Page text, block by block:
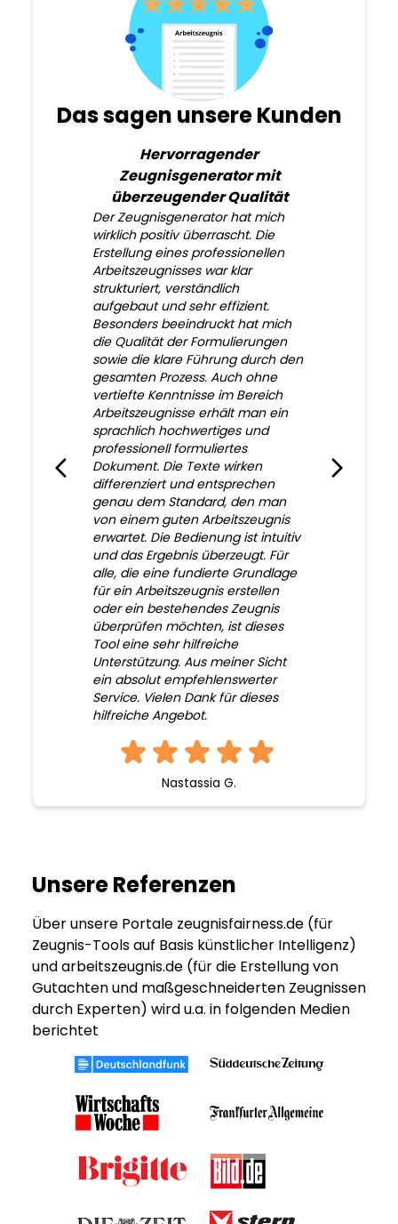
Das sagen unsere Kunden
Hervorragender
Zeugnisgenerator mit
überzeugender Qualität
Der Zeugnisgenerator hat mich
wirklich positiv überrascht. Die
Erstellung eines professionellen
Arbeitszeugnisses war klar
strukturiert, verständlich
aufgebaut und sehr effizient.
Besonders beeindruckt hat mich
die Qualität der Formulierungen
sowie die klare Führung durch den
gesamten Prozess. Auch ohne
vertiefte Kenntnisse im Bereich
Arbeitszeugnisse erhält man ein
sprachlich hochwertiges und
professionell formuliertes
Dokument. Die Texte wirken
differenziert und entsprechen
genau dem Standard, den man
von einem guten Arbeitszeugnis
erwartet. Die Bedienung ist intuitiv
und das Ergebnis überzeugt. Für
alle, die eine fundierte Grundlage
für ein Arbeitszeugnis erstellen
oder ein bestehendes Zeugnis
überprüfen möchten, ist dieses
Tool eine sehr hilfreiche
Unterstützung. Aus meiner Sicht
ein absolut empfehlenswerter
Service. Vielen Dank für dieses
hilfreiche Angebot.
Nastassia G.
Unsere Referenzen
Über unsere Portale zeugnisfairness.de (für
Zeugnis-Tools auf Basis künstlicher Intelligenz)
und arbeitszeugnis.de (für die Erstellung von
Gutachten und maßgeschneiderten Zeugnissen
durch Experten) wird u.a. in folgenden Medien
berichtet